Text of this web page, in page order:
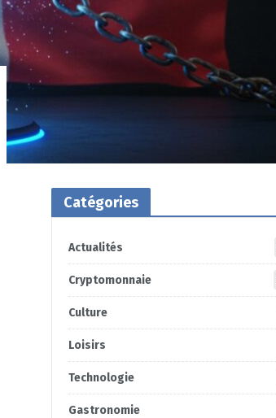
Catégories
Actualités
Cryptomonnaie
Culture
Loisirs
Technologie
Gastronomie